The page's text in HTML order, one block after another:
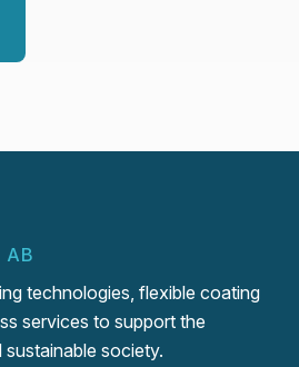
AB
technologies, flexible coating
services to support the
society.